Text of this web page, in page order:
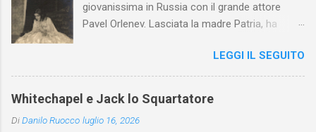
giovanissima in Russia con il grande attore
Pavel Orlenev. Lasciata la madre Patria, ha
l'arte della Pavlova ha raggiunto la piena
maturità ed è stata in grado di rinnovare
profondamente l'attardato mondo teatrale
LEGGI IL SEGUITO
Whitechapel e Jack lo Squartatore
DiDanilo Ruocco luglio 16, 2026